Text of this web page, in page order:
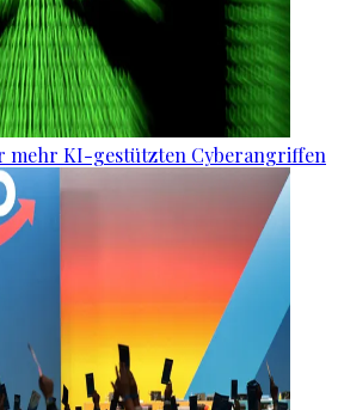
mehr KI-gestützten Cyberangriffen